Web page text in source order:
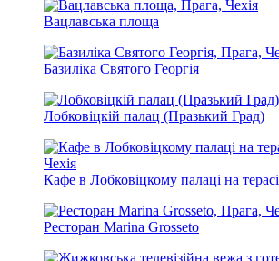
Вацлавська площа
Базиліка Святого Георгія
Лобковіцкій палац (Празький Град)
Кафе в Лобковіцкому палаці на терасі
Ресторан Marina Grosseto